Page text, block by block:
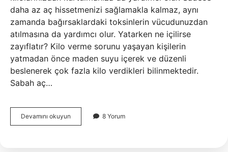
daha az aç hissetmenizi sağlamakla kalmaz, aynı
zamanda bağırsaklardaki toksinlerin vücudunuzdan
atılmasına da yardımcı olur. Yatarken ne içilirse
zayıflatır? Kilo verme sorunu yaşayan kişilerin
yatmadan önce maden suyu içerek ve düzenli
beslenerek çok fazla kilo verdikleri bilinmektedir.
Sabah aç…
Devamını okuyun
Karna
8 Yorum